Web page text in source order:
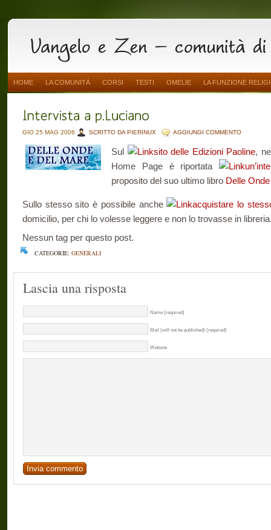
HOME LA COMUNITÀ CORSI TESTI OMELIE LA FUNZIONE
GIO 25 MAG 2006 SCRITTO DA PIERINUX AGGIUNGI COMMENTO
Sul sito delle Edizioni Paoline,
Home Page è riportata
proposito del suo ultimo libro Delle
Sullo stesso sito è possibile anche
acquistare lo
domicilio, per chi lo volesse leggere e non lo trovasse in
Nessun tag per questo post.
CATEGORIE: GENERALI
Lascia una risposta
Name (required)
Mail (will not be published) (required)
Website